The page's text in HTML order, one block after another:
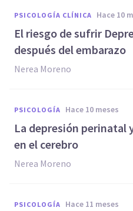
PSICOLOGÍA CLÍNICA hace 10
El riesgo de sufrir
después del embarazo
Nerea Moreno
PSICOLOGÍA hace 10 meses
La depresión perinatal
en el cerebro
Nerea Moreno
PSICOLOGÍA hace 11 meses